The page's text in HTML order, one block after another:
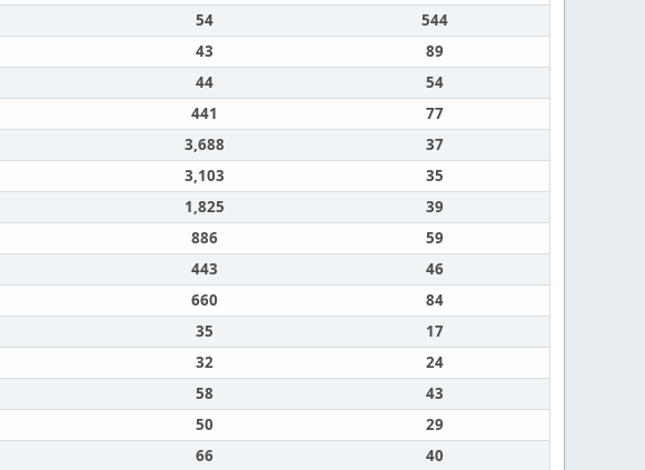
54
544
43
89
44
54
441
77
3,688
37
3,103
35
1,825
39
886
59
443
46
660
84
35
17
32
24
58
43
50
29
66
40